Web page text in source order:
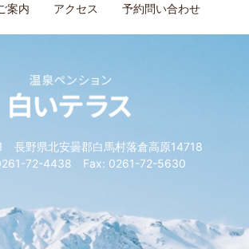
案内
アクセス 予約問い合わせ
長野県北安曇郡白馬村落倉高原14718
72-4438 Fax: 0261-72-5630